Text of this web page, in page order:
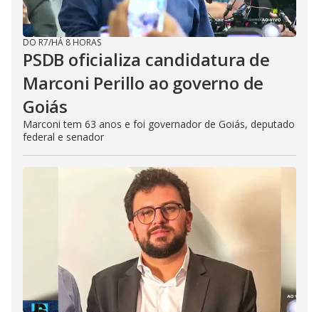
DO R7/HÁ 8 HORAS
PSDB oficializa candidatura de
Marconi Perillo ao governo de
Goiás
Marconi tem 63 anos e foi governador de Goiás, deputado
federal e senador